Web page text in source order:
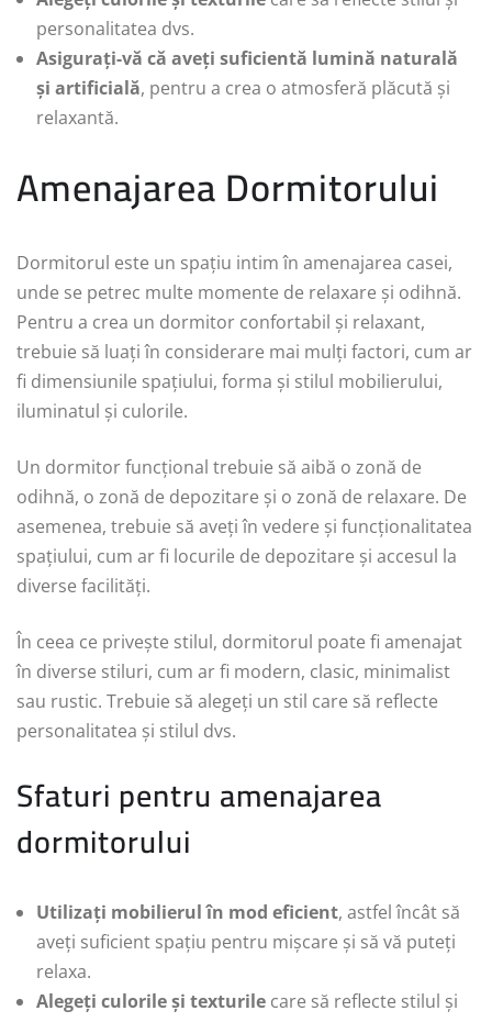
personalitatea dvs.
Asigurați-vă că aveți suficientă lumină naturală
și artificială, pentru a crea o atmosferă plăcută și
relaxantă.
Amenajarea Dormitorului
Dormitorul este un spațiu intim în amenajarea casei,
unde se petrec multe momente de relaxare și odihnă.
Pentru a crea un dormitor confortabil și relaxant,
trebuie să luați în considerare mai mulți factori, cum ar
fi dimensiunile spațiului, forma și stilul mobilierului,
iluminatul și culorile.
Un dormitor funcțional trebuie să aibă o zonă de
odihnă, o zonă de depozitare și o zonă de relaxare. De
asemenea, trebuie să aveți în vedere și funcționalitatea
spațiului, cum ar fi locurile de depozitare și accesul la
diverse facilități.
În ceea ce privește stilul, dormitorul poate fi amenajat
în diverse stiluri, cum ar fi modern, clasic, minimalist
sau rustic. Trebuie să alegeți un stil care să reflecte
personalitatea și stilul dvs.
Sfaturi pentru amenajarea
dormitorului
Utilizați mobilierul în mod eficient, astfel încât să
aveți suficient spațiu pentru mișcare și să vă puteți
relaxa.
Alegeți culorile și texturile care să reflecte stilul și